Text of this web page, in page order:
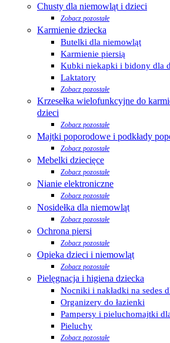
Chusty dla niemowląt i dzieci
Zobacz pozostałe
Karmienie dziecka
Butelki dla niemowląt
Karmienie piersią
Kubki niekapki i bidony dla
Laktatory
Zobacz pozostałe
Krzesełka wielofunkcyjne do
dzieci
Zobacz pozostałe
Majtki poporodowe i podkłady
Zobacz pozostałe
Mebelki dziecięce
Zobacz pozostałe
Nianie elektroniczne
Zobacz pozostałe
Nosidełka dla niemowląt
Zobacz pozostałe
Ochrona piersi
Zobacz pozostałe
Opieka dzieci i niemowląt
Zobacz pozostałe
Pielęgnacja i higiena dziecka
Nocniki i nakładki na sedes
Organizery do łazienki
Pampersy i pieluchomajtki
Pieluchy
Zobacz pozostałe